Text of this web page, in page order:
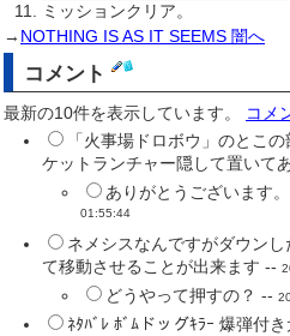
ミッションクリア。
→ NOTHING IS AS IT SEEMS 闇へ
コメント
最新の10件を表示しています。
コメ
「火事場ドロボウ」のとこ
ケットランチャー隠して置いて
ありがとうございます
01:55:44
ネメシスなんですがダウン
て移動させることが出来ます --
どうやって押すの？ --
ﾈﾀﾊﾞﾚ ﾎﾞﾑドッグｷﾗｰ 爆弾付